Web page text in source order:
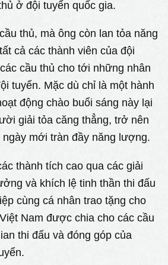
ở đội tuyển quốc gia.
thủ, mà ông còn lan tỏa năng
cả các thành viên của đội
cầu thủ cho tới những nhân
tuyển. Mặc dù chỉ là một hành
động chào buổi sáng này lại
giải tỏa căng thẳng, trở nên
ngày mới tràn đầy năng lượng.
thành tích cao qua các giải
và khích lệ tinh thần thi đấu
cùng cá nhân trao tặng cho
Nam được chia cho các cầu
thi đấu và đóng góp của